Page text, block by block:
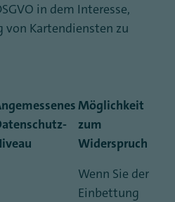
in dem Interesse,
von Kartendiensten zu
Möglichkeit
zum
Widerspruch
Wenn Sie der
Einbettung